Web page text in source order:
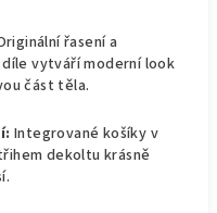
řasení a
vytváří moderní look
část těla.
Integrované košíky v
dekoltu krásně